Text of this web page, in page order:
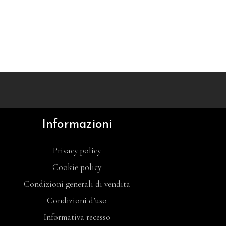
Informazioni
Privacy policy
Cookie policy
Condizioni generali di vendita
Condizioni d’uso
Informativa recesso